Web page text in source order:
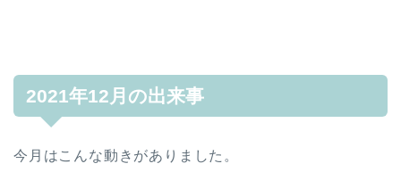
2021年12月の出来事
今月はこんな動きがありました。